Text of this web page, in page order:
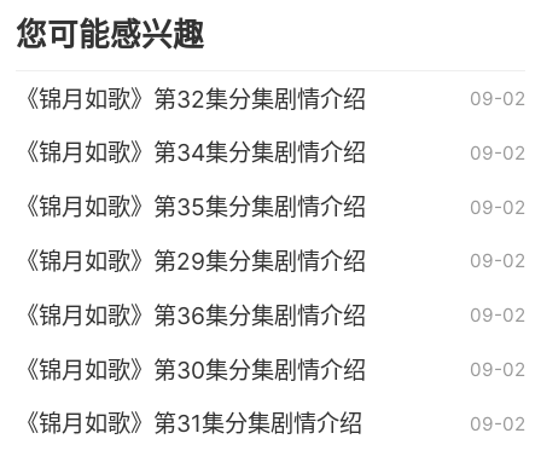
您可能感兴趣
《锦月如歌》第32集分集剧情介绍 09-02
《锦月如歌》第34集分集剧情介绍 09-02
《锦月如歌》第35集分集剧情介绍 09-02
《锦月如歌》第29集分集剧情介绍 09-02
《锦月如歌》第36集分集剧情介绍 09-02
《锦月如歌》第30集分集剧情介绍 09-02
《锦月如歌》第31集分集剧情介绍 09-02